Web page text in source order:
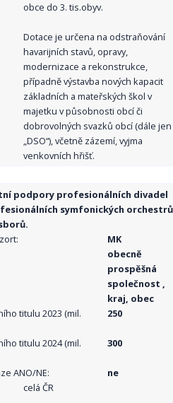
obce do 3. tis.obyv.
Dotace je určena na odstraňování
havarijních stavů, opravy,
modernizace a rekonstrukce,
případně výstavba nových kapacit
základních a mateřských škol v
majetku v působnosti obcí či
dobrovolných svazků obcí (dále jen
„DSO“), včetně zázemí, vyjma
venkovních hřišť.
podpory profesionálních divadel
symfonických orchestrů
MK
obecně
prospěšná
společnost ,
kraj, obec
titulu 2023 (mil.
250
titulu 2024 (mil.
300
ANO/NE:
ne
celá ČR